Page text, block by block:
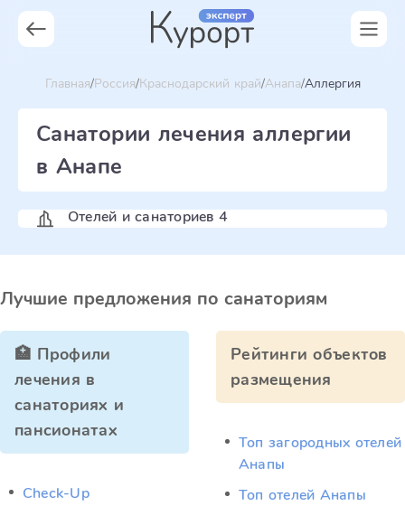
Главная Россия Краснодарский край Анапа Аллергия
Санатории лечения аллергии
в Анапе
Отелей и санаториев 4
Лучшие предложения по санаториям
🏥 Профили
лечения в
санаториях и
пансионатах
Check-Up
Рейтинги объектов
размещения
Топ загородных отелей
Анапы
Топ отелей Анапы